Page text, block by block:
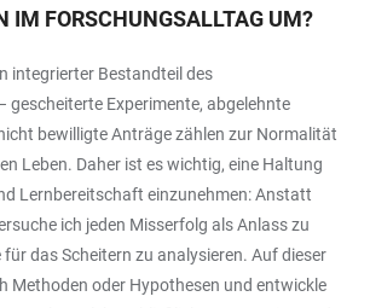
IM FORSCHUNGSALLTAG UM?
integrierter Bestandteil des
gescheiterte Experimente, abgelehnte
bewilligte Anträge zählen zur Normalität
Leben. Daher ist es wichtig, eine Haltung
Lernbereitschaft einzunehmen: Anstatt
ich jeden Misserfolg als Anlass zu
für das Scheitern zu analysieren. Auf dieser
Methoden oder Hypothesen und entwickle